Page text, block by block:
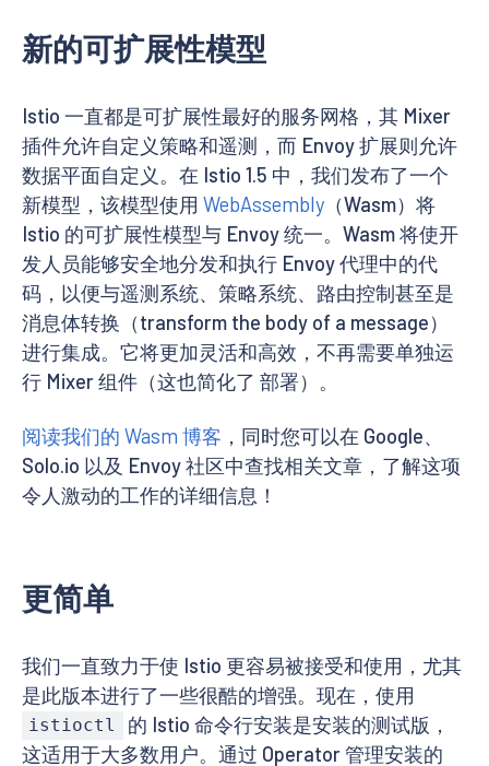
新的可扩展性模型
Istio 一直都是可扩展性最好的服务网格，其 Mixer
插件允许自定义策略和遥测，而 Envoy 扩展则允许
数据平面自定义。在 Istio 1.5 中，我们发布了一个
新模型，该模型使用 WebAssembly （Wasm）将
Istio 的可扩展性模型与 Envoy 统一。Wasm 将使开
发人员能够安全地分发和执行 Envoy 代理中的代
码，以便与遥测系统、策略系统、路由控制甚至是
消息体转换（transform the body of a message）
进行集成。它将更加灵活和高效，不再需要单独运
行 Mixer 组件（这也简化了 部署）。
阅读我们的 Wasm 博客 ，同时您可以在 Google、
Solo.io 以及 Envoy 社区中查找相关文章，了解这项
令人激动的工作的详细信息！
更简单
我们一直致力于使 Istio 更容易被接受和使用，尤其
是此版本进行了一些很酷的增强。现在，使用
istioctl
的 Istio 命令行安装是安装的测试版，
这适用于大多数用户。通过 Operator 管理安装的